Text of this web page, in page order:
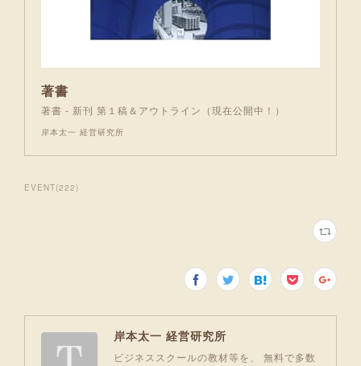
著書
著書 - 新刊 第１稿＆アウトライン（現在公開中！）
岸本太一 経営研究所
EVENT(222)
岸本太一 経営研究所
ビジネススクールの教材等を、 無料で多数